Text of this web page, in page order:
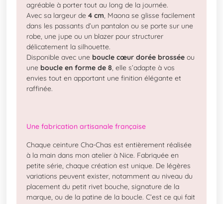
agréable à porter tout au long de la journée.
Avec sa largeur de4 cm, Maona se glisse facilement
dans les passants d’un pantalon ou se porte sur une
robe, une jupe ou un blazer pour structurer
délicatement la silhouette.
Disponible avec une boucle cœur dorée brossée ou
une boucle en forme de 8, elle s’adapte à vos
envies tout en apportant une finition élégante et
raffinée.
Une fabrication artisanale française
Chaque ceinture Cha-Chas est entièrement réalisée
à la main dans mon atelier à Nice. Fabriquée en
petite série, chaque création est unique. De légères
variations peuvent exister, notamment au niveau du
placement du petit rivet bouche, signature de la
marque, ou de la patine de la boucle. C’est ce qui fait